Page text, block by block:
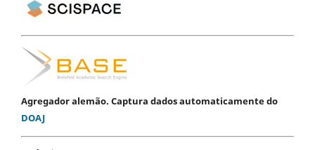
Agregador alemão. Captura dados automaticamente do
DOAJ